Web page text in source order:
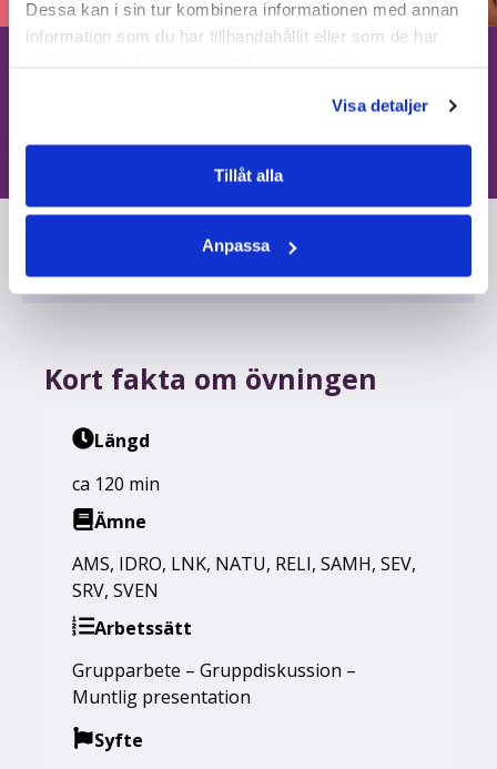
Dessa kan i sin tur kombinera informationen med annan
information som du har tillhandahållit eller som de har
Visa detaljer
Tillåt alla
Anpassa
Situationer med besvärliga
gäster
Om övningen
Kort fakta om övningen
Längd
ca 120 min
Ämne
AMS, IDRO, LNK, NATU, RELI, SAMH, SEV,
SRV, SVEN
Arbetssätt
Grupparbete – Gruppdiskussion –
Muntlig presentation
Syfte